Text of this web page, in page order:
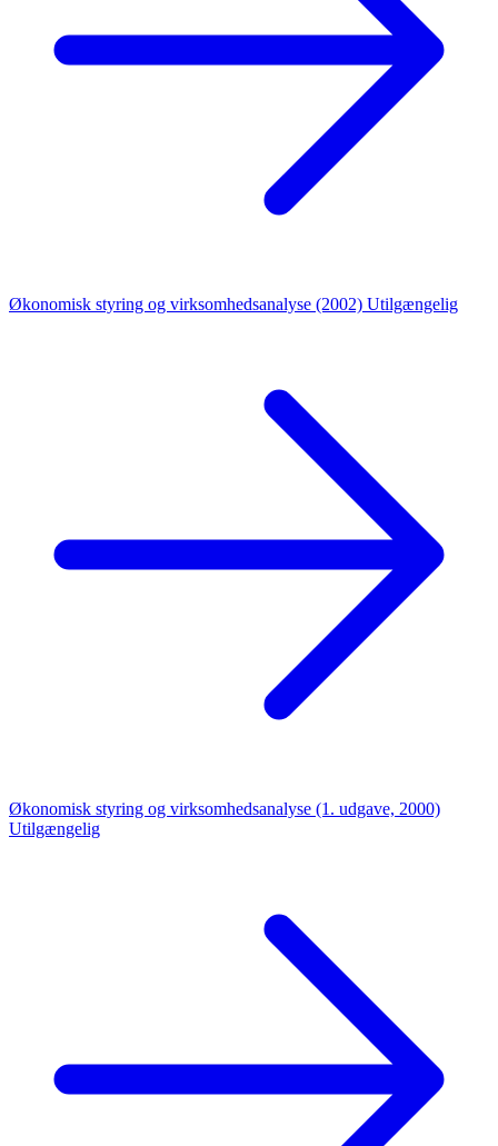
Økonomisk styring og virksomhedsanalyse (2002) Utilgængelig
Økonomisk styring og virksomhedsanalyse (1. udgave, 2000)
Utilgængelig